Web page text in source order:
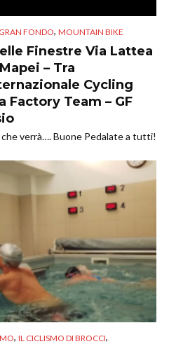
GRAN FONDO, MOUNTAIN BIKE
Finestre Via Lattea
– Tra
Cycling
Factory Team – GF
verrà…. Buone Pedalate a tutti!
, IL CICLISMO DI BROCCI,